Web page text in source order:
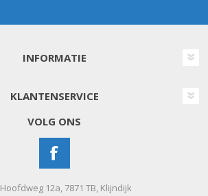
INFORMATIE
KLANTENSERVICE
VOLG ONS
Hoofdweg 12a, 7871 TB, Klijndijk